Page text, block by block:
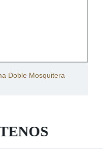
Doble Mosquitera